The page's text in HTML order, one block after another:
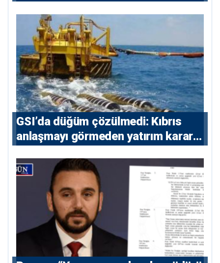
GSI’da düğüm çözülmedi: Kıbrıs
anlaşmayı görmeden yatırım kararı